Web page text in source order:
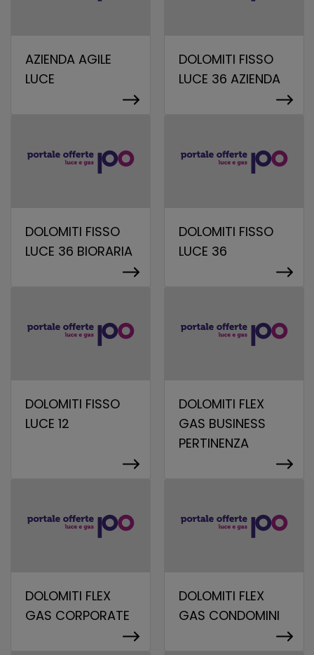
AZIENDA AGILE
LUCE
DOLOMITI FISSO
LUCE 36 AZIENDA
DOLOMITI FISSO
LUCE 36 BIORARIA
DOLOMITI FISSO
LUCE 36
DOLOMITI FISSO
LUCE 12
DOLOMITI FLEX
GAS BUSINESS
PERTINENZA
DOLOMITI FLEX
GAS CORPORATE
DOLOMITI FLEX
GAS CONDOMINI